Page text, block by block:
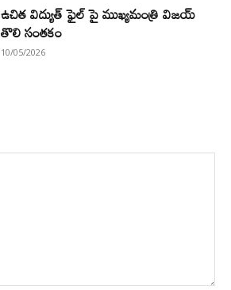
ఉచిత విద్యుత్ ఫైల్ పై ముఖ్యమంత్రి విజయ్
తొలి సంతకం
10/05/2026